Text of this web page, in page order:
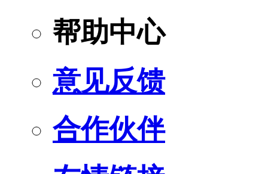
帮助中心
意见反馈
合作伙伴